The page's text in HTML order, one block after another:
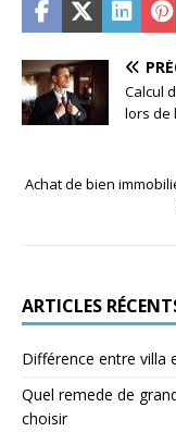
Calcul
lors de
Achat de bien
ARTICLES
Différence entre villa
Quel remede de
choisir